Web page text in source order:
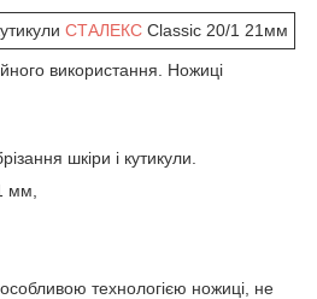
СТАЛЕКС Classic 20/1 21мм
використання. Ножиці
шкіри і кутикули.
мм,
особливою технологією ножиці, не